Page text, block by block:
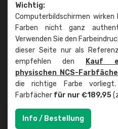
Wichtig:
Computerbildschirmen wirken
Farben nicht ganz
Verwenden Sie den
dieser Seite nur als
empfehlen den
Kauf
physischen NCS-
die richtige Farbe
Farbfächer für nur €189,95
Info / Bestellung